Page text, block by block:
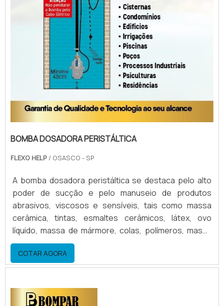
BOMBA DOSADORA PERISTÁLTICA
FLEXO HELP / OSASCO - SP
A bomba dosadora peristáltica se destaca pelo alto
poder de sucção e pelo manuseio de produtos
abrasivos, viscosos e sensíveis, tais como massa
cerâmica, tintas, esmaltes cerâmicos, látex, ovo
líquido, massa de mármore, colas, polímeros, massa
de cal, detergentes, geléias, mel, sangue de animal,
molhos alimentícios, produtos alimentícios em geral,
entre diversos outros produtos. Vantagens do
COTAR AGORA